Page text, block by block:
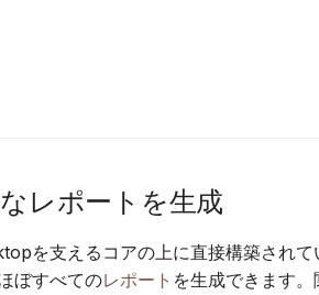
レポートを生成
を支えるコアの上に直接構築され
ぼすべてのレポート を生成できます